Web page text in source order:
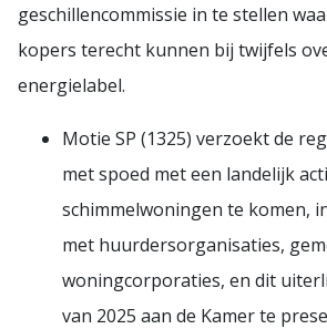
geschillencommissie in te stellen
kopers terecht kunnen bij twijfels
energielabel.
Motie SP (1325) verzoekt de
met spoed met een landelijk
schimmelwoningen te komen,
met huurdersorganisaties,
woningcorporaties, en dit
van 2025 aan de Kamer te